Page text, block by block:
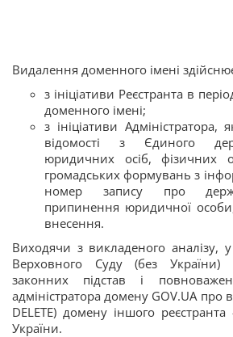
Видалення доменного імені
з ініціативи Реєстранта в
доменного імені;
з ініціативи
відомості з Єдиного
юридичних осіб, фізичних
громадських формувань з
номер запису про
припинення юридичної
внесення.
Виходячи з викладеного аналізу,
Верховного Суду (без
законних підстав і
адміністратора домену GOV.UA про
DELETE) домену іншого
України.